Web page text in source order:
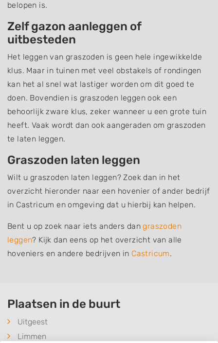
belopen is.
Zelf gazon aanleggen of
uitbesteden
Het leggen van graszoden is geen hele ingewikkelde
klus. Maar in tuinen met veel obstakels of rondingen
kan het al snel wat lastiger worden om dit goed te
doen. Bovendien is graszoden leggen ook een
behoorlijk zware klus, zeker wanneer u een grote tuin
heeft. Vaak wordt dan ook aangeraden om graszoden
te laten leggen.
Graszoden laten leggen
Wilt u graszoden laten leggen? Zoek dan in het
overzicht hieronder naar een hovenier of ander bedrijf
in Castricum en omgeving dat u hierbij kan helpen.
Bent u op zoek naar iets anders dangraszoden
leggen? Kijk dan eens op het overzicht van alle
hoveniers en andere bedrijven in Castricum.
Plaatsen in de buurt
Uitgeest
Limmen